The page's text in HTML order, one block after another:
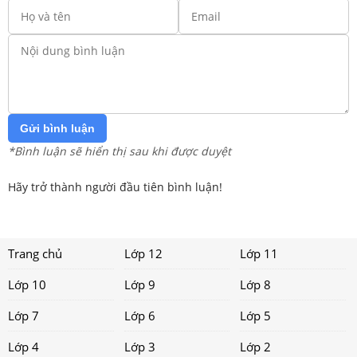
Gửi bình luận
*Bình luận sẽ hiển thị sau khi được duyệt
Hãy trở thành người đầu tiên bình luận!
Trang chủ Lớp 12
Lớp 11
Lớp 10
Lớp 9
Lớp 8
Lớp 7
Lớp 6
Lớp 5
Lớp 4
Lớp 3 Lớp 2